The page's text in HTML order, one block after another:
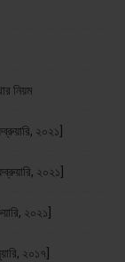
নিয়ম
২০২১]
২০২১]
২০২১]
২০১৭]